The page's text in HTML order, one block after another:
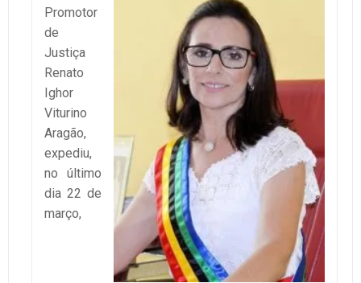
Promotor
de
Justiça
Renato
Ighor
Viturino
Aragão,
expediu,
no último
dia 22 de
março,